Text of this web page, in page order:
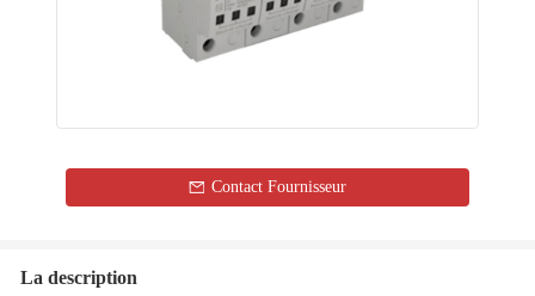
Contact Fournisseur
La description